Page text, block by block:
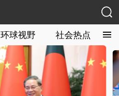
环球视野 社会热点